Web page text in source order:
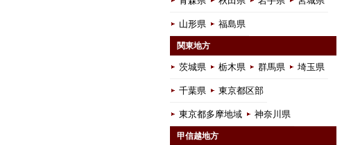
山形県 福島県
関東地方
茨城県 栃木県 群馬県 埼玉県
千葉県 東京都区部
東京都多摩地域 神奈川県
甲信越地方